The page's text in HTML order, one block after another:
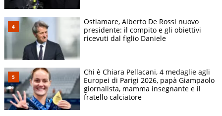
Ostiamare, Alberto De Rossi nuovo
presidente: il compito e gli obiettivi
ricevuti dal figlio Daniele
Chi è Chiara Pellacani, 4 medaglie agli
Europei di Parigi 2026, papà Giampaolo
giornalista, mamma insegnante e il
fratello calciatore